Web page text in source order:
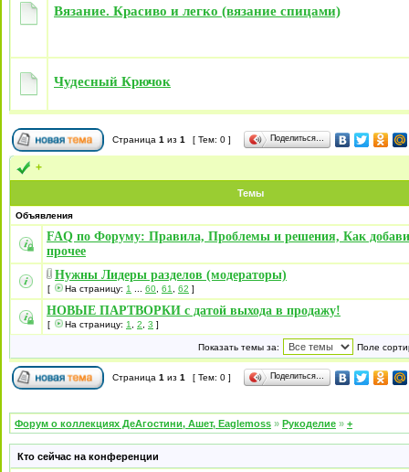
Вязание. Красиво и легко (вязание спицами)
Чудесный Крючок
Страница 1 из 1 [ Тем: 0 ] Поделиться…
+
Темы
Объявления
FAQ по Форуму: Правила, Проблемы и решения, Как
прочее
Нужны Лидеры разделов (модераторы)
[ На страницу: 1 60 61 62 ]
НОВЫЕ ПАРТВОРКИ с датой выхода в продажу!
[ На страницу: 1 2 3 ]
Показать темы за: Поле
Страница 1 из 1 [ Тем: 0 ] Поделиться…
Форум о коллекциях ДеАгостини, Ашет, Eaglemoss » Рукоделие » +
Кто сейчас на конференции